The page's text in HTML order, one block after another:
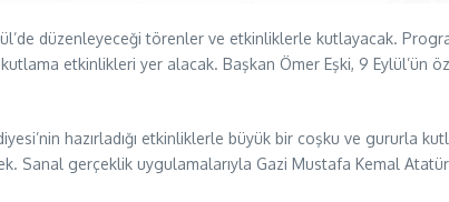
düzenleyeceği törenler ve etkinliklerle kutlayacak.
etkinlikleri yer alacak. Başkan Ömer Eşki, 9 Eylül’ün
hazırladığı etkinliklerle büyük bir coşku ve gururla
gerçeklik uygulamalarıyla Gazi Mustafa Kemal